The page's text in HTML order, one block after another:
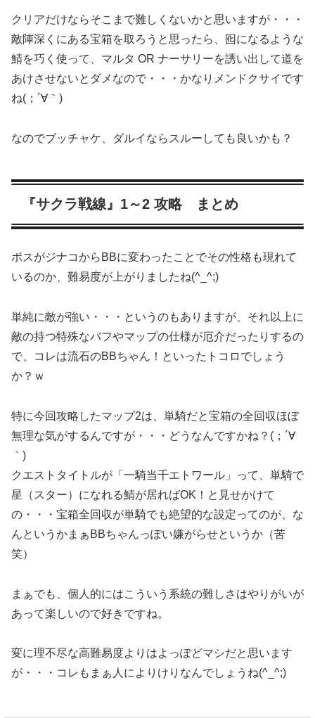
クリアだけならそこまで難しくないかと思いますが・・・
敵陣深くにある宝箱を取ろうと思ったら、囮になるような
鯖を巧く使って、マルタ OR ナーサリーを誘い出して道を
あけさせないとダメなので・・・かなりメンドクサイです
ね(；´∀｀)
なのでブッチャケ、ダルイならスルーしても良いかも？
『サクラ戦線』1～2 攻略 まとめ
ボスがジナコからBBに変わったことでその性格も現れて
いるのか、難易度が上がりましたね(^_^;)
単純に敵が強い・・・というのもありますが、それ以上に
敵の持つ特殊なバフやマップの仕様が厄介だったりするの
で、コレは流石のBBちゃん！といったトコロでしょう
か？ｗ
特に今回攻略したマップ2は、単騎だと宝箱の全回収ほぼ
無理な気がするんですが・・・どうなんですかね？(；´∀
｀)
クエストタイトルが「一騎当千エトワール」って、単騎で
星（スター）になれる鯖が居ればOK！と見せかけて
の・・・宝箱全回収が単騎でも絶望的な設定ってのが、な
んというかまぁBBちゃんっぽい嫌がらせというか（苦
笑）
まぁでも、個人的にはこういう系統の難しさはやりがいが
あって楽しいので好きですね。
変に理不尽な高難易度よりはよっぽどマシだと思います
が・・・コレもまぁ人によりけりなんでしょうね(^_^;)